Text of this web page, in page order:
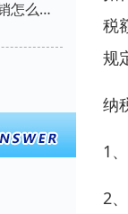
吉林公司申请注销营业执照,营业执照注销怎么办理
税
规
纳
1
2